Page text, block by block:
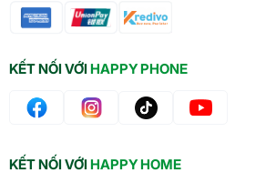
KẾT NỐI VỚIHAPPY PHONE
KẾT NỐI VỚIHAPPY HOME